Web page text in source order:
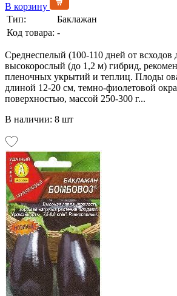
В корзину
Тип:
Баклажан
Код товара: -
Среднеспелый (100-110 дней от
высокорослый (до 1,2 м) гибрид,
пленочных укрытий и теплиц. Плоды
длиной 12-20 см, темно-фиолетовой
поверхностью, массой 250-300 г...
В наличии: 8 шт